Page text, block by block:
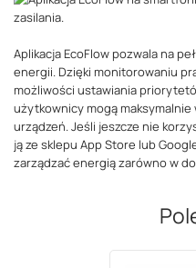
Aplikacja EcoFlow pozwala na
energii. Dzięki monitorowaniu
możliwości ustawiania
użytkownicy mogą
urządzeń. Jeśli jeszcze nie
ją ze sklepu App Store lub
zarządzać energią zarówno w